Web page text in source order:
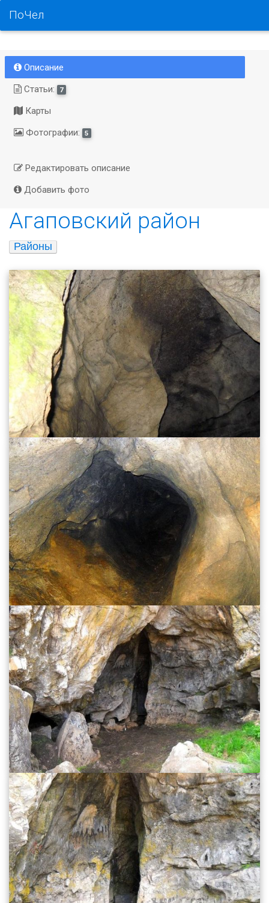
ПоЧел
Описание
Статьи:
7
Карты
Фотографии:
5
Редактировать описание
Добавить фото
Агаповский район
Районы